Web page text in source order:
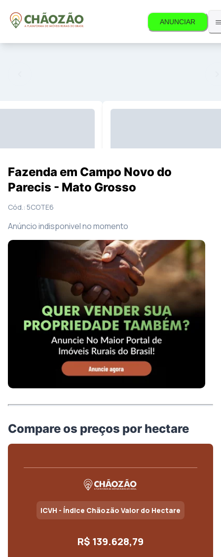
ANUNCIAR
Fazenda em Campo Novo do
Parecis - Mato Grosso
Cód.: 5COTE6
Anúncio indisponivel no momento
Compare os preços por hectare
ICVH - Índice Chãozão Valor do Hectare
R$ 139.628,79